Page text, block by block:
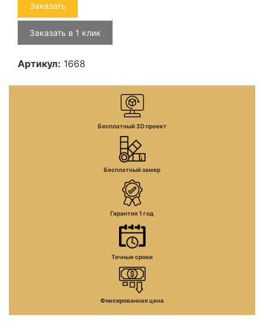
Заказать
Заказать в 1 клик
Артикул: 1668
Бесплатный 3D проект
Бесплатный замер
Гарантия 1 год
Точные сроки
Фиксированная цена